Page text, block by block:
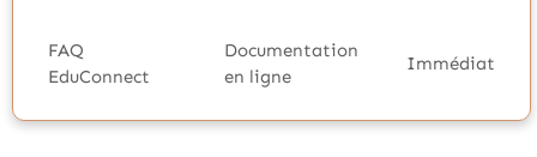
FAQ
EduConnect
Documentation
en ligne
Immédiat